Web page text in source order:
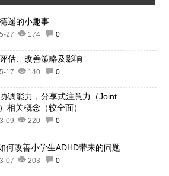
遥的小趣事
27 174 0
估、改善策略及影响
17 140 0
调能力，分享式注意力（Joint
相关概念（较全面）
09 220 0
何改善小学生ADHD带来的问题
07 203 0